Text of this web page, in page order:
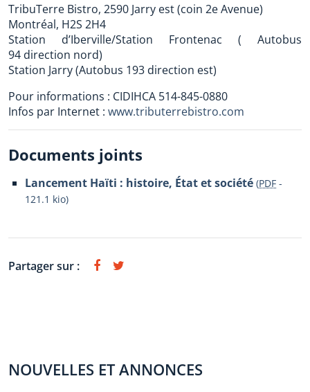
TribuTerre Bistro, 2590 Jarry est (coin 2e Avenue)
Montréal, H2S 2H4
Station d’Iberville/Station Frontenac ( Autobus
94 direction nord)
Station Jarry (Autobus 193 direction est)
Pour informations : CIDIHCA 514-845-0880
Infos par Internet : www.tributerrebistro.com
Documents joints
Lancement Haïti : histoire, État et société (PDF -
121.1 kio)
Partager sur :
NOUVELLES ET ANNONCES